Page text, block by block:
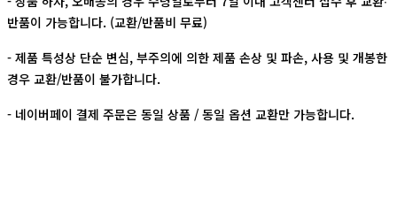
반품이 가능합니다. (교환/반품비 무료)
- 제품 특성상 단순 변심, 부주의에 의한 제품 손상 및 파손, 사용 및 개봉한
경우 교환/반품이 불가합니다.
- 네이버페이 결제 주문은 동일 상품 / 동일 옵션 교환만 가능합니다.